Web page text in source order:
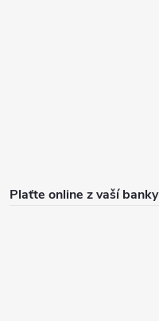
Plaťte online z vaší banky